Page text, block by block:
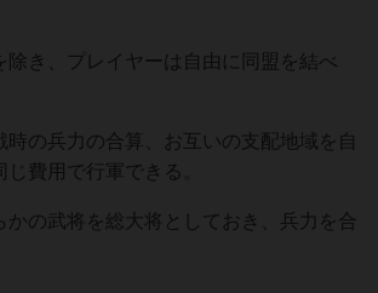
除き、プレイヤーは⾃由に同盟を結べ
時の兵⼒の合算、お互いの⽀配地域を⾃
費⽤で⾏軍できる。
かの武将を総⼤将としておき、兵⼒を合